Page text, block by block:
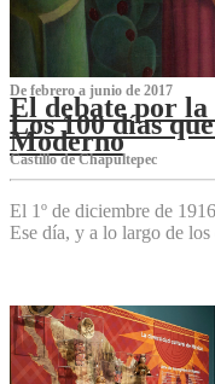
De febrero a junio de 2017
El debate por la
Los 100 días
Moderno
Castillo de Chapultepec
El 1º de diciembre de
Ese día, y a lo largo de